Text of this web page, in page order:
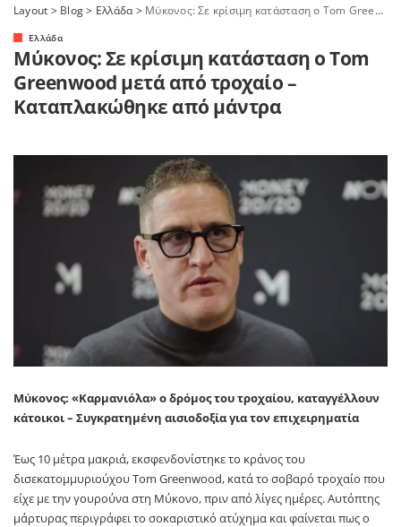
Layout > Blog> Ελλάδα> Μύκονος: Σε κρίσιμη κατάσταση ο Tom Greenwood μετά από τροχαίο – Καταπλακώθηκε από μάντρα
Ελλάδα
Μύκονος: Σε κρίσιμη κατάσταση ο Tom
Greenwood μετά από τροχαίο –
Καταπλακώθηκε από μάντρα
Μύκονος: «Καρμανιόλα» ο δρόμος του τροχαίου, καταγγέλλουν
κάτοικοι – Συγκρατημένη αισιοδοξία για τον επιχειρηματία
Έως 10 μέτρα μακριά, εκσφενδονίστηκε το κράνος του
δισεκατομμυριούχου Tom Greenwood, κατά το σοβαρό τροχαίο που
είχε με την γουρούνα στη Μύκονο, πριν από λίγες ημέρες. Αυτόπτης
μάρτυρας περιγράφει το σοκαριστικό ατύχημα και φαίνεται πως ο